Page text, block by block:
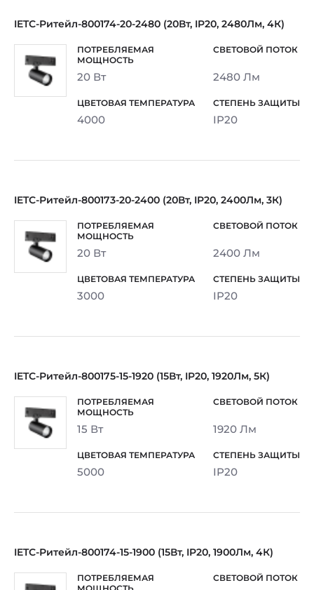
IETC-Ритейл-800174-20-2480 (20Вт, IP20, 2480Лм, 4К)
20 Вт 2480 Лм
4000 IP20
IETC-Ритейл-800173-20-2400 (20Вт, IP20, 2400Лм, 3К)
20 Вт 2400 Лм
3000 IP20
IETC-Ритейл-800175-15-1920 (15Вт, IP20, 1920Лм, 5К)
15 Вт 1920 Лм
5000 IP20
IETC-Ритейл-800174-15-1900 (15Вт, IP20, 1900Лм, 4К)